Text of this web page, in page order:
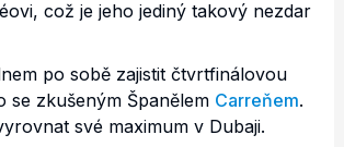
což je jeho jediný takový nezdar
po sobě zajistit čtvrtfinálovou
se zkušeným Španělem Carreňem.
své maximum v Dubaji.